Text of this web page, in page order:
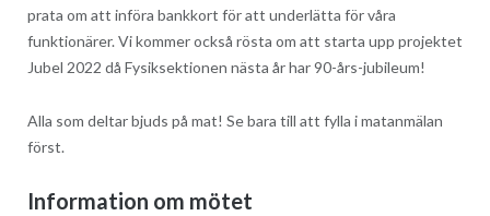
prata om att införa bankkort för att underlätta för våra
funktionärer. Vi kommer också rösta om att starta upp projektet
Jubel 2022 då Fysiksektionen nästa år har 90-års-jubileum!
Alla som deltar bjuds på mat! Se bara till att fylla i matanmälan
först.
Information om mötet